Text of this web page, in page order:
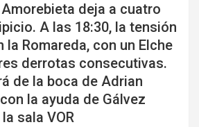
deja a cuatro
A las 18:30, la tensión
la Romareda, con un Elche
derrotas consecutivas.
de la boca de Adrian
la ayuda de Gálvez
sala VOR